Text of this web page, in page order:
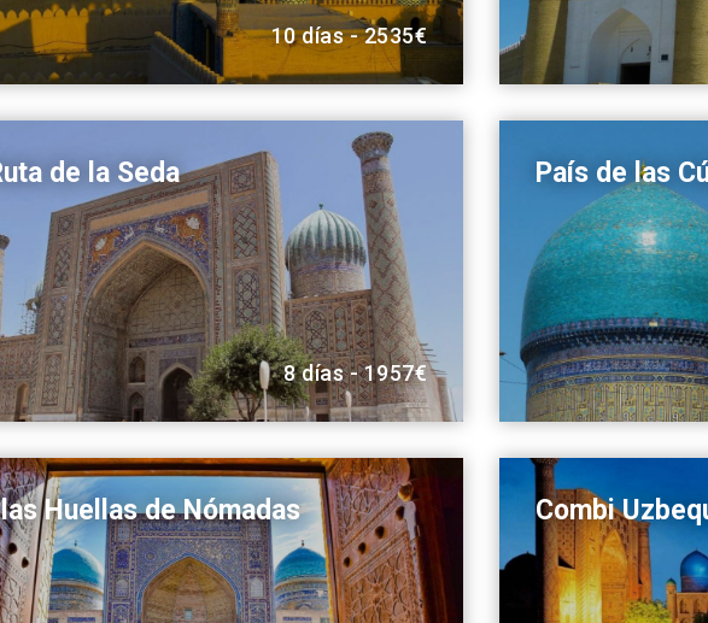
10 días - 2535€
de la Seda
8 días - 1957€
País de las
Huellas de Nómadas Combi